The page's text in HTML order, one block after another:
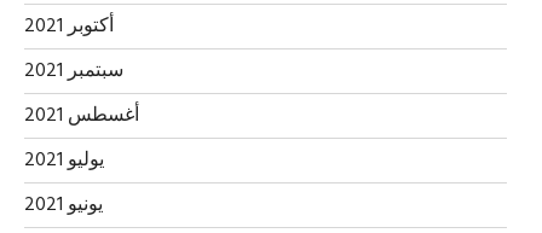
أكتوبر 2021
سبتمبر 2021
أغسطس 2021
يوليو 2021
يونيو 2021